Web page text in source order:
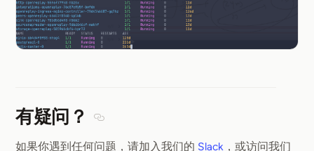
有疑问？
如果你遇到任何问题，请加入我们的 Slack ，或访问我们